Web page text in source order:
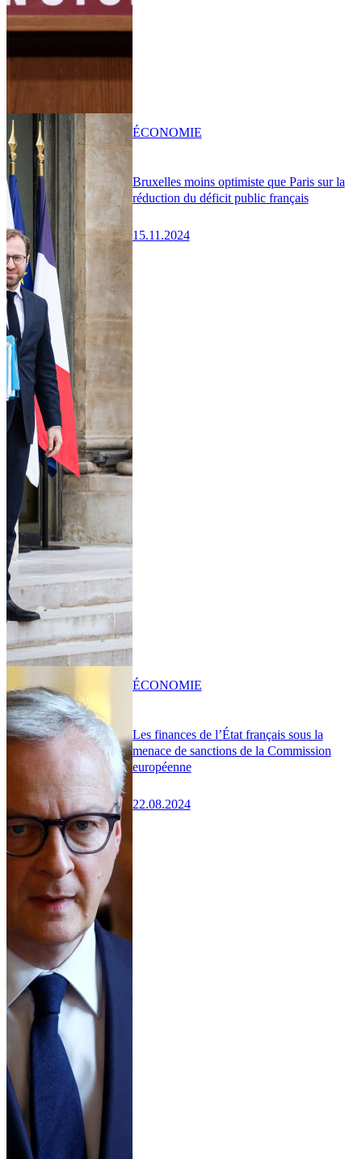
Bruxelles moins optimiste que Paris sur la
réduction du déficit public français
15.11.2024
ÉCONOMIE
Les finances de l’État français sous la
menace de sanctions de la Commission
européenne
22.08.2024
ÉCONOMIE